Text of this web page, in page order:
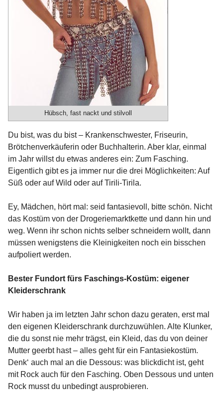
Hübsch, fast nackt und stilvoll
Du bist, was du bist – Krankenschwester, Friseurin,
Brötchenverkäuferin oder Buchhalterin. Aber klar, einmal
im Jahr willst du etwas anderes ein: Zum Fasching.
Eigentlich gibt es ja immer nur die drei Möglichkeiten: Auf
Süß oder auf Wild oder auf Tirili-Tirila.
Ey, Mädchen, hört mal: seid fantasievoll, bitte schön. Nicht
das Kostüm von der Drogeriemarktkette und dann hin und
weg. Wenn ihr schon nichts selber schneidern wollt, dann
müssen wenigstens die Kleinigkeiten noch ein bisschen
aufpoliert werden.
Bester Fundort fürs Faschings-Kostüm: eigener
Kleiderschrank
Wir haben ja im letzten Jahr schon dazu geraten, erst mal
den eigenen Kleiderschrank durchzuwühlen. Alte Klunker,
die du sonst nie mehr trägst, ein Kleid, das du von deiner
Mutter geerbt hast – alles geht für ein Fantasiekostüm.
Denk‘ auch mal an die Dessous: was blickdicht ist, geht
mit Rock auch für den Fasching. Oben Dessous und unten
Rock musst du unbedingt ausprobieren.